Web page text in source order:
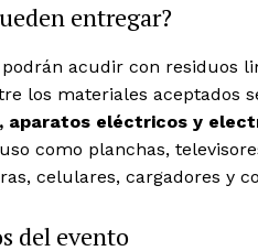
entregar?
acudir con residuos
los materiales aceptados
aparatos eléctricos y
como planchas,
celulares, cargadores y
del evento